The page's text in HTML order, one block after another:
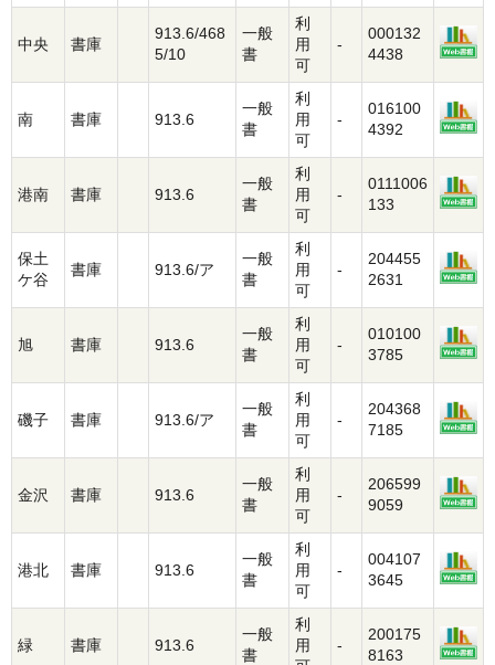
中央 書庫
913.6/468
5/10
一般
書
利
用
可
-
000132
4438
南 書庫 913.6
一般
書
利
用
可
-
016100
4392
港南 書庫 913.6
一般
書
利
用
可
-
0111006
133
保土
ケ谷
書庫 913.6/ア
一般
書
利
用
可
-
204455
2631
旭 書庫 913.6
一般
書
利
用
可
-
010100
3785
磯子 書庫 913.6/ア
一般
書
利
用
可
-
204368
7185
金沢 書庫 913.6
一般
書
利
用
可
-
206599
9059
港北 書庫 913.6
一般
書
利
用
可
-
004107
3645
緑 書庫 913.6
一般
書
利
用
-
200175
8163